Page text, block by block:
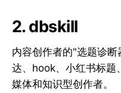
2. dbskill
内容创作者的"选题诊
达、hook、小红书标题
媒体和知识型创作者。